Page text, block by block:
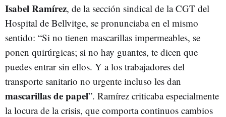
Isabel Ramírez, de la sección sindical de la CGT del
Hospital de Bellvitge, se pronunciaba en el mismo
sentido: “Si no tienen mascarillas impermeables, se
ponen quirúrgicas; si no hay guantes, te dicen que
puedes entrar sin ellos. Y a los trabajadores del
transporte sanitario no urgente incluso les dan
mascarillas de papel”. Ramírez criticaba especialmente
la locura de la crisis, que comporta continuos cambios